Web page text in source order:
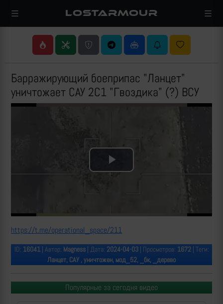
LOSTARMOUR
Барражирующий боеприпас "Ланцет"
уничтожает САУ 2С1 "Гвоздика" (?) ВСУ
Play
https://t.me/operational_space/211
ID: 16041| Автор: Magness| Дата: 2024-04-03| Просмотров: 1672| Теги:
Ланцет, САУ , уничтожен, мод_52, _бк, _дерево
Популярные за сегодня видео